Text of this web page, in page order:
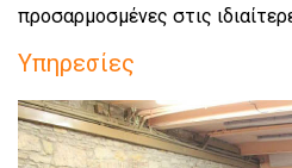
προσαρμοσμένες στις
Υπηρεσίες